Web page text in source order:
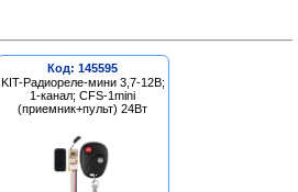
Код: 145595
KIT-Радиореле-мини 3,7-12В;
1-канал; CFS-1mini
(приемник+пульт) 24Вт